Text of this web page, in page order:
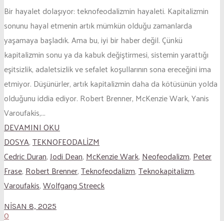
Bir hayalet dolaşıyor: teknofeodalizmin hayaleti. Kapitalizmin
sonunu hayal etmenin artık mümkün olduğu zamanlarda
yaşamaya başladık. Ama bu, iyi bir haber değil. Çünkü
kapitalizmin sonu ya da kabuk değiştirmesi, sistemin yarattığı
eşitsizlik, adaletsizlik ve sefalet koşullarının sona ereceğini ima
etmiyor. Düşünürler, artık kapitalizmin daha da kötüsünün yolda
olduğunu iddia ediyor. Robert Brenner, McKenzie Wark, Yanis
Varoufakis,...
DEVAMINI OKU
DOSYA,TEKNOFEODALİZM
Cedric Duran,Jodi Dean, McKenzie Wark, Neofeodalizm, Peter
Frase, Robert Brenner,Teknofeodalizm,Teknokapitalizm,
Varoufakis,Wolfgang Streeck
NISAN 8, 2025
0